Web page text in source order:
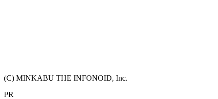
(C) MINKABU THE INFONOID, Inc.
PR